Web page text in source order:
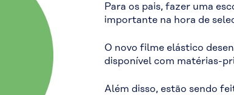
Para os pais, fazer uma
importante na hora de
O novo filme elástico
disponível com matérias-
Além disso, estão sendo